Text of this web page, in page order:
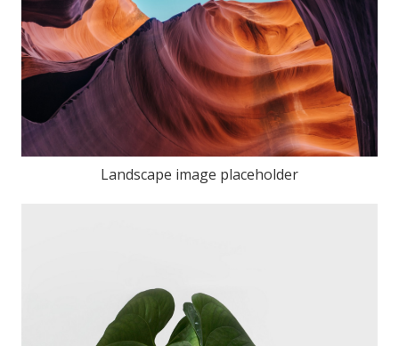
Landscape image placeholder